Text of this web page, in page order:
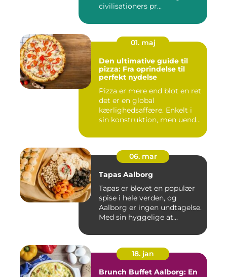
civilisationers pr...
01. maj
Den ultimative guide til
pizza: Fra oprindelse til
perfekt nydelse
Pizza er mere end blot en ret
det er en global
kærlighedsaffære. Enkelt i
sin konstruktion, men uend...
06. mar
Tapas Aalborg
Tapas er blevet en populær
spise i hele verden, og
Aalborg er ingen undtagelse.
Med sin hyggelige at...
18. jan
Brunch Buffet Aalborg: En